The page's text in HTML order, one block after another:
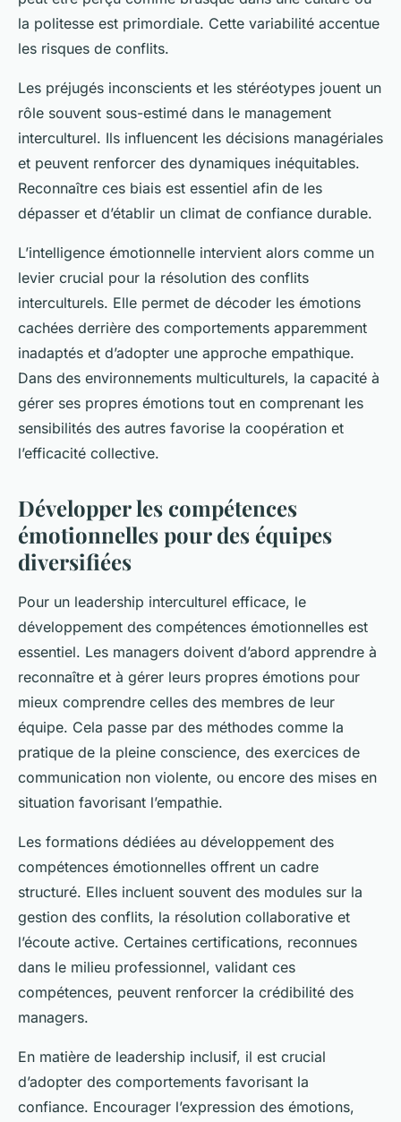
la politesse est primordiale. Cette variabilité accentue
les risques de conflits.
Les préjugés inconscients et les stéréotypes jouent un
rôle souvent sous-estimé dans le management
interculturel. Ils influencent les décisions managériales
et peuvent renforcer des dynamiques inéquitables.
Reconnaître ces biais est essentiel afin de les
dépasser et d’établir un climat de confiance durable.
L’intelligence émotionnelle intervient alors comme un
levier crucial pour la résolution des conflits
interculturels. Elle permet de décoder les émotions
cachées derrière des comportements apparemment
inadaptés et d’adopter une approche empathique.
Dans des environnements multiculturels, la capacité à
gérer ses propres émotions tout en comprenant les
sensibilités des autres favorise la coopération et
l’efficacité collective.
Développer les compétences
émotionnelles pour des équipes
diversifiées
Pour un leadership interculturel efficace, le
développement des compétences émotionnelles est
essentiel. Les managers doivent d’abord apprendre à
reconnaître et à gérer leurs propres émotions pour
mieux comprendre celles des membres de leur
équipe. Cela passe par des méthodes comme la
pratique de la pleine conscience, des exercices de
communication non violente, ou encore des mises en
situation favorisant l’empathie.
Les formations dédiées au développement des
compétences émotionnelles offrent un cadre
structuré. Elles incluent souvent des modules sur la
gestion des conflits, la résolution collaborative et
l’écoute active. Certaines certifications, reconnues
dans le milieu professionnel, validant ces
compétences, peuvent renforcer la crédibilité des
managers.
En matière de leadership inclusif, il est crucial
d’adopter des comportements favorisant la
confiance. Encourager l’expression des émotions,